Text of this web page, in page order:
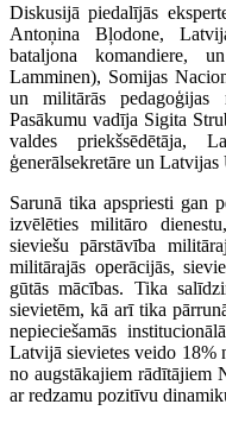
Diskusijā piedalījās
Antoņina Bļodone,
bataljona komandiere,
Lamminen), Somijas
un militārās pedagoģijas
Pasākumu vadīja Sigita
valdes priekšsēdētāja,
ģenerālsekretāre un
Sarunā tika apspriesti gan
izvēlēties militāro
sieviešu pārstāvība
militārajās operācijās,
gūtās mācības. Tika
sievietēm, kā arī tika
nepieciešamās
Latvijā sievietes veido 18%
no augstākajiem rādītājiem
ar redzamu pozitīvu